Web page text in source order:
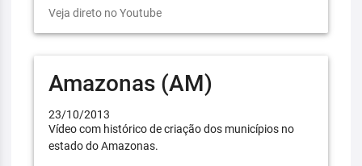
Veja direto no Youtube
Amazonas (AM)
23/10/2013
Vídeo com histórico de criação dos municípios no
estado do Amazonas.